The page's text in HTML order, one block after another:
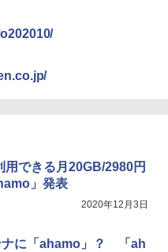
用できる月20GB/2980円
」発表
2020年12月3日
ナに「ahamo」？ 「ah